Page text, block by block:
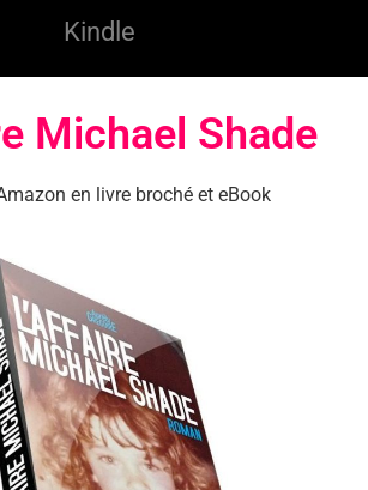
Kindle
Michael Shade​
en livre broché et eBook